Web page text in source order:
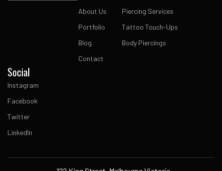
About Us
Portfolio
Blog
Contact
Piercing Services
Tattoo Touch-Ups
Body Piercings
Social
Instagram
Facebook
Twitter
LinkedIn